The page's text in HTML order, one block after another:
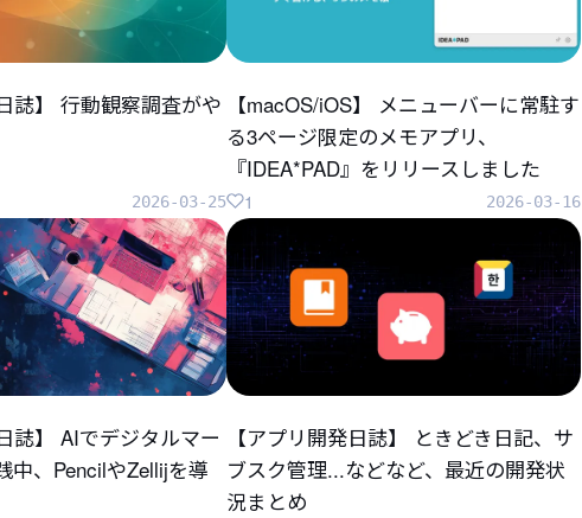
誌】 行動観察調査がや
2026-03-25
【macOS/iOS】 メニューバーに常駐す
る3ページ限定のメモアプリ、
『IDEA*PAD』をリリースしました
2026-03-16
1
誌】 AIでデジタルマー
中、PencilやZellijを導
【アプリ開発日誌】 ときどき日記、サ
ブスク管理...などなど、最近の開発状
況まとめ